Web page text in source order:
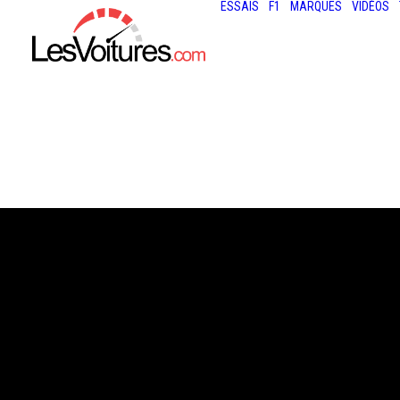
ESSAIS F1 MARQUES VIDÉOS